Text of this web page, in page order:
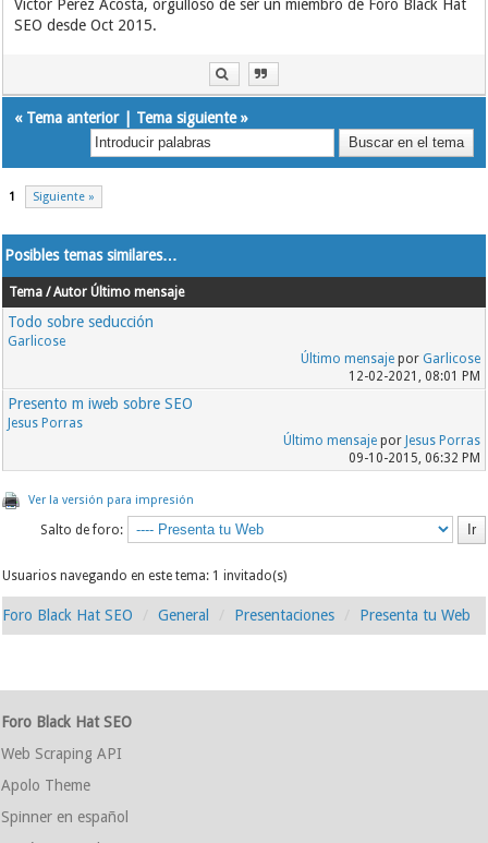
Victor Perez Acosta, orgulloso de ser un miembro de Foro Black Hat
SEO desde Oct 2015.
« Tema anterior| Tema siguiente»
1 Siguiente »
Posibles temas similares…
Tema / Autor Último mensaje
Todo sobre seducción
Garlicose
Último mensajepor Garlicose
12-02-2021, 08:01 PM
Presento m iweb sobre SEO
Jesus Porras
Último mensajepor Jesus Porras
09-10-2015, 06:32 PM
Ver la versión para impresión
Salto de foro:
Usuarios navegando en este tema: 1 invitado(s)
Foro Black Hat SEO General Presentaciones Presenta tu Web
Foro Black Hat SEO
Web Scraping API
Apolo Theme
Spinner en español